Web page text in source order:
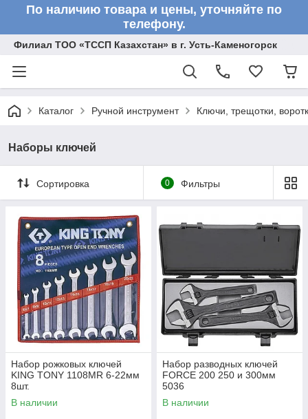
По наличию товара и цены, уточняйте по
телефону.
Филиал ТОО «ТССП Казахстан» в г. Усть-Каменогорск
Каталог Ручной инструмент Ключи, трещотки,
Наборы ключей
Сортировка 0 Фильтры
Набор рожковых ключей
KING TONY 1108MR 6-22мм
8шт.
В наличии
Набор разводных ключей
FORCE 200 250 и 300мм
5036
В наличии